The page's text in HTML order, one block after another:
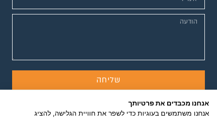
שליחה
אנחנו מכבדים את פרטיותך
אנחנו משתמשים בעוגיות כדי לשפר את חוויית הגלישה, להציג